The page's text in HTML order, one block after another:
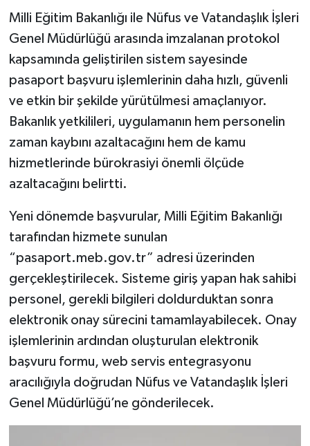
Milli Eğitim Bakanlığı ile Nüfus ve Vatandaşlık İşleri
Genel Müdürlüğü arasında imzalanan protokol
kapsamında geliştirilen sistem sayesinde
pasaport başvuru işlemlerinin daha hızlı, güvenli
ve etkin bir şekilde yürütülmesi amaçlanıyor.
Bakanlık yetkilileri, uygulamanın hem personelin
zaman kaybını azaltacağını hem de kamu
hizmetlerinde bürokrasiyi önemli ölçüde
azaltacağını belirtti.
Yeni dönemde başvurular, Milli Eğitim Bakanlığı
tarafından hizmete sunulan
“pasaport.meb.gov.tr” adresi üzerinden
gerçekleştirilecek. Sisteme giriş yapan hak sahibi
personel, gerekli bilgileri doldurduktan sonra
elektronik onay sürecini tamamlayabilecek. Onay
işlemlerinin ardından oluşturulan elektronik
başvuru formu, web servis entegrasyonu
aracılığıyla doğrudan Nüfus ve Vatandaşlık İşleri
Genel Müdürlüğü’ne gönderilecek.